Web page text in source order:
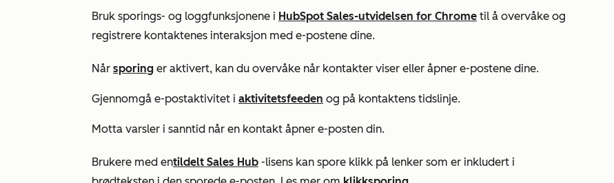
Bruk sporings- og loggfunksjonene i HubSpot Sales-utvidelsen for Chrome til å overvåke og
registrere kontaktenes interaksjon med e-postene dine.
Når sporing er aktivert, kan du overvåke når kontakter viser eller åpner e-postene dine.
Gjennomgå e-postaktivitet i aktivitetsfeeden og på kontaktens tidslinje.
Motta varsler i sanntid når en kontakt åpner e-posten din.
Brukere med entildelt Sales Hub -lisens kan spore klikk på lenker som er inkludert i